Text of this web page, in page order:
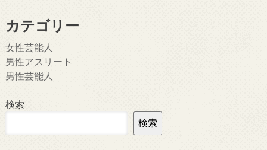
カテゴリー
女性芸能人
男性アスリート
男性芸能人
検索
検索